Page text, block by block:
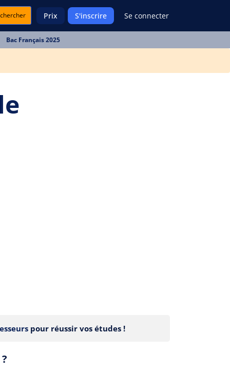
Prix S'inscrire Se connecter
Bac Français 2025
pour réussir vos études !